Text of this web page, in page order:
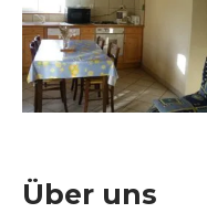
Über uns